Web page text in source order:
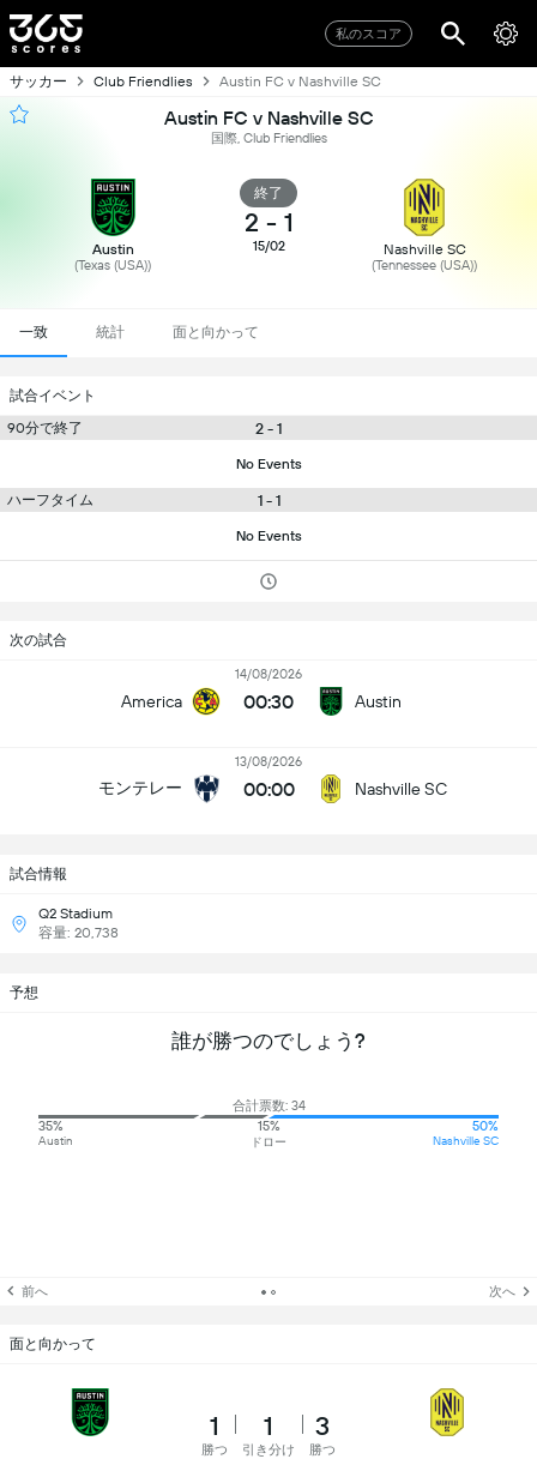
私のスコア
サッカー Club Friendlies Austin FC v Nashville SC
Austin FC v Nashville SC
国際, Club Friendlies
Austin
(Texas (USA))
終了
2 - 1
15/02 Nashville SC
(Tennessee (USA))
一致 統計 面と向かって
試合イベント
90分で終了
2 - 1
No Events
ハーフタイム 1 - 1
No Events
次の試合
America
14/08/2026
00:30 Austin
モンテレー
13/08/2026
00:00 Nashville SC
試合情報
Q2 Stadium
容量: 20,738
予想
誰が勝つのでしょう?
合計票数: 34
35%
Austin
15%
ドロー
50%
Nashville SC
前へ 次へ
面と向かって
1
勝つ
1
引き分け
3
勝つ